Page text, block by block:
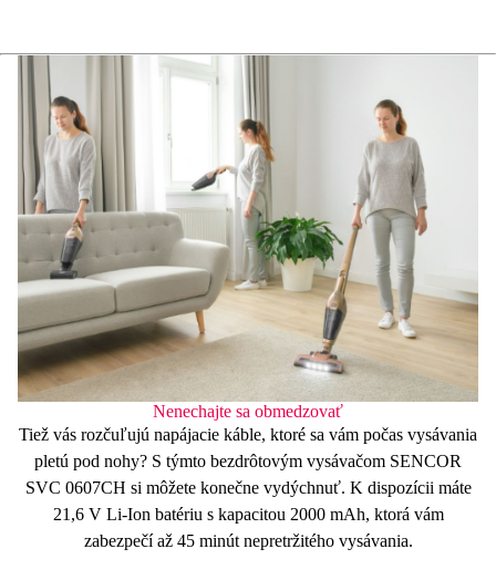
Nenechajte sa obmedzovať
Tiež vás rozčuľujú napájacie káble, ktoré sa vám počas vysávania
pletú pod nohy? S týmto bezdrôtovým vysávačom SENCOR
SVC 0607CH si môžete konečne vydýchnuť. K dispozícii máte
21,6 V Li-Ion batériu s kapacitou 2000 mAh, ktorá vám
zabezpečí až 45 minútnepretržitého vysávania.